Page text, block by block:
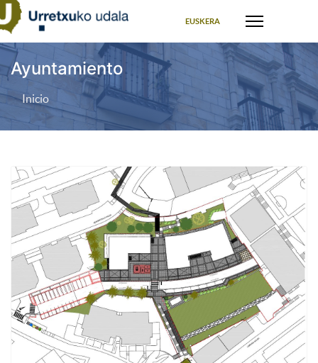
EUSKERA
Ayuntamiento
Inicio